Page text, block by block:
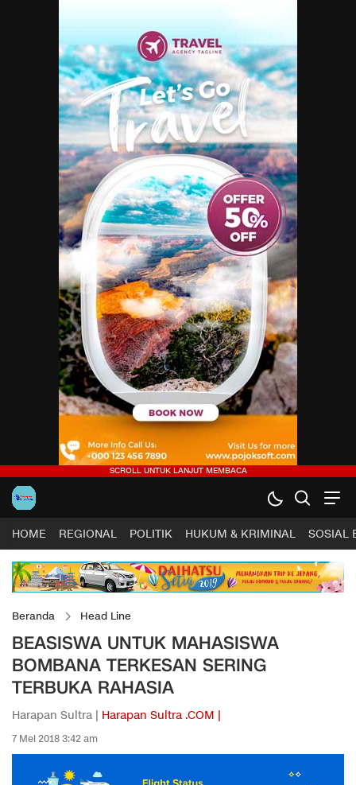
HOME REGIONAL POLITIK HUKUM & KRIMINAL SOSIAL
Beranda Head Line
BEASISWA UNTUK MAHASISWA
BOMBANA TERKESAN SERING
TERBUKA RAHASIA
Harapan Sultra | Harapan Sultra .COM |
7 Mei 2018 3:42 am